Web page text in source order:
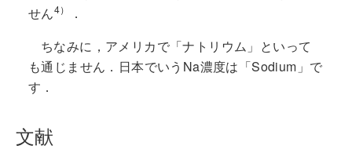
せん4）
．
ちなみに，アメリカで「ナトリウム」といって
も通じません．日本でいうNa濃度は「Sodium」で
す．
文献